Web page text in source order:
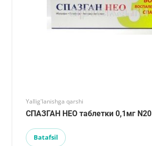
Yallig'lanishga qarshi
СПАЗГАН НЕО таблетки 0,1мг N20
Batafsil